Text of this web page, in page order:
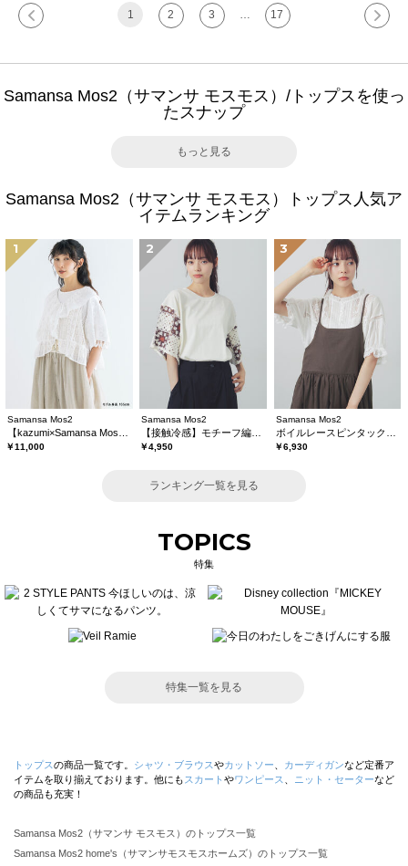
1 2 3 17
Samansa Mos2（サマンサ モスモス）/トップスを使っ
たスナップ
もっと見る
Samansa Mos2（サマンサ モスモス）トップス人気ア
イテムランキング
1
Samansa Mos2
￥11,000
2
Samansa Mos2
￥4,950
3
Samansa Mos2
￥6,930
ランキング一覧を見る
TOPICS
特集
特集一覧を見る
トップスの商品一覧です。 シャツ・ブラウスやカットソー カーディガンなど定番ア
イテムを取り揃えております。他にも スカート やワンピース ニット・セーターなど
の商品も充実！
Samansa Mos2（サマンサ モスモス）のトップス一覧
Samansa Mos2 home's（サマンサモスモスホームズ）のトップス一覧